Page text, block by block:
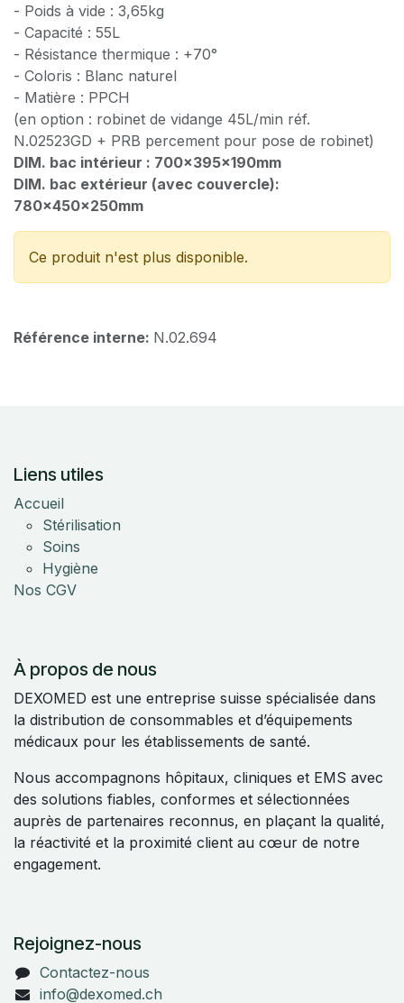
- Poids à vide : 3,65kg
- Capacité : 55L
- Résistance thermique : +70°
- Coloris : Blanc naturel
- Matière : PPCH
(en option : robinet de vidange 45L/min réf.
N.02523GD + PRB percement pour pose de robinet)
DIM. bac intérieur : 700x395x190mm
DIM. bac extérieur (avec couvercle):
780x450x250mm
Ce produit n'est plus disponible.
Référence interne: N.02.694
Liens utiles
Accueil
Stérilisation
Soins
Hygiène
Nos CGV
À propos de nous
DEXOMED est une entreprise suisse spécialisée dans
la distribution de consommables et d’équipements
médicaux pour les établissements de santé.
Nous accompagnons hôpitaux, cliniques et EMS avec
des solutions fiables, conformes et sélectionnées
auprès de partenaires reconnus, en plaçant la qualité,
la réactivité et la proximité client au cœur de notre
engagement.
Rejoignez-nous
Contactez-nous
info@dexomed.ch